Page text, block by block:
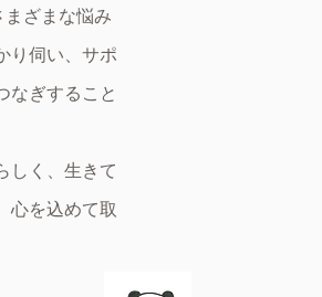
ざまな悩み
り伺い、サポ
なぎすること
しく、生きて
心を込めて取